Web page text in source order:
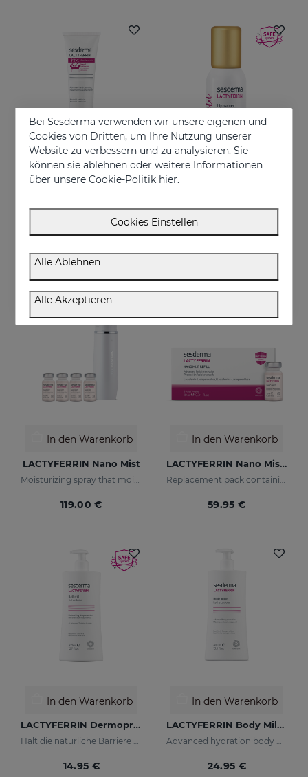
In den Warenkorb
Händedesinfektionsgel für Kinder
In den Warenkorb
LACTYFERRIN Nano Mist
119.00 €
In den Warenkorb
LACTYFERRIN Nano Mist 5 Vials X 10 Ml
59.95 €
In den Warenkorb
LACTYFERRIN Dermoprotektiv Feuchtigkeitsspendendes Badegel 375 Ml
Hält die natürliche Barriere der Haut in perfektem Zustand
14.95 €
In den Warenkorb
LACTYFERRIN Body Milk 400ML
Advanced hydration body milk
24.95 €
Bei Sesderma verwenden wir unsere eigenen und
Cookies von Dritten, um Ihre Nutzung unserer
Website zu verbessern und zu analysieren. Sie
können sie ablehnen oder weitere Informationen
über unsere Cookie-Politik hier.
Cookies Einstellen
Alle Ablehnen
Alle Akzeptieren